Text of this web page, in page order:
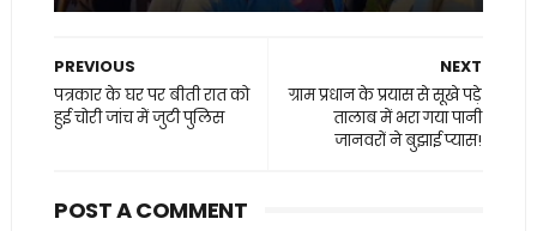
NEXT
ग्राम प्रधान के प्रयास से सूखे पड़े
तालाब में भरा गया पानी
जानवरों ने बुझाई प्यास!
PREVIOUS
पत्रकार के घर पर बीती रात को
हुई चोरी जांच में जुटी पुलिस
POST A COMMENT